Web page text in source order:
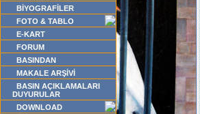
BİYOGRAFİLER
FOTO & TABLO
E-KART
FORUM
BASINDAN
MAKALE ARŞİVİ
BASIN AÇIKLAMALARI
DUYURULAR
DOWNLOAD